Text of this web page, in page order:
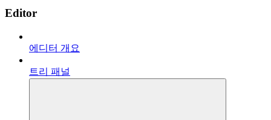
Editor
에디터 개요
트리 패널